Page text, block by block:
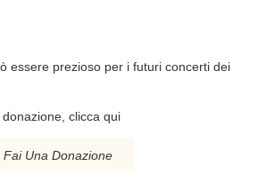
essere prezioso per i futuri concerti dei
clicca qui
Fai Una Donazione